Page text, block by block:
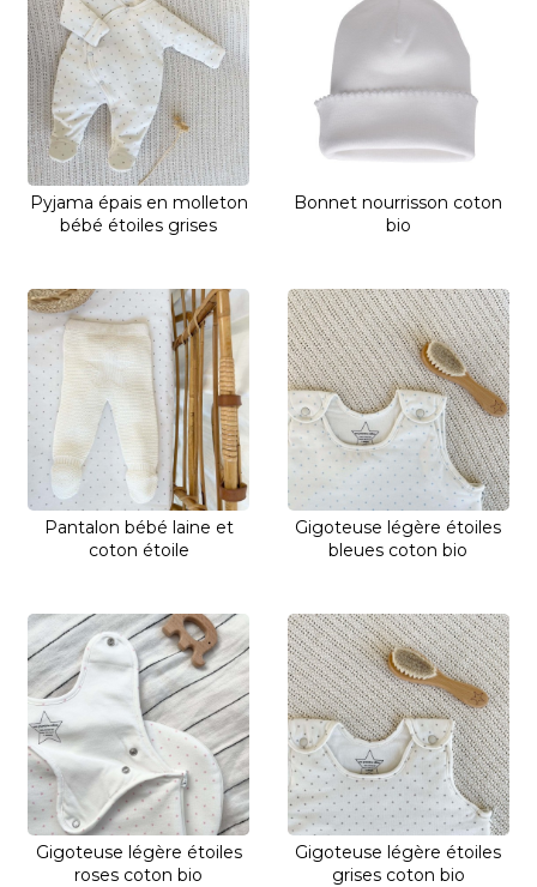
Pyjama épais en molleton
bébé étoiles grises
Bonnet nourrisson coton
bio
Pantalon bébé laine et
coton étoile
Gigoteuse légère étoiles
bleues coton bio
Gigoteuse légère étoiles
roses coton bio
Gigoteuse légère étoiles
grises coton bio